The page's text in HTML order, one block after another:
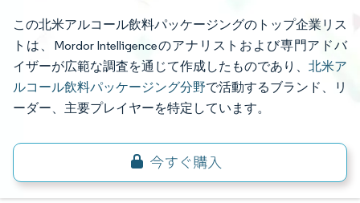
この北米アルコール飲料パッケージングのトップ企業リス
トは、Mordor Intelligenceのアナリストおよび専門アドバ
イザーが広範な調査を通じて作成したものであり、 北米ア
ルコール飲料パッケージング分野で活動するブランド、リ
ーダー、主要プレイヤーを特定しています。